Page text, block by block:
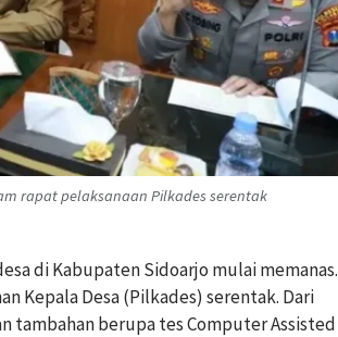
rapat pelaksanaan Pilkades serentak
di Kabupaten Sidoarjo mulai memanas.
Kepala Desa (Pilkades) serentak. Dari
tambahan berupa tes Computer Assisted